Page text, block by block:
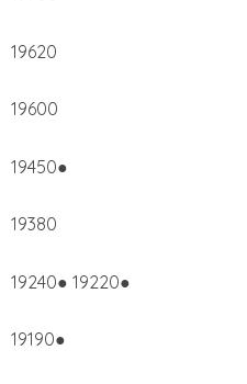
19620
19600
19450●
19380
19240● 19220●
19190●